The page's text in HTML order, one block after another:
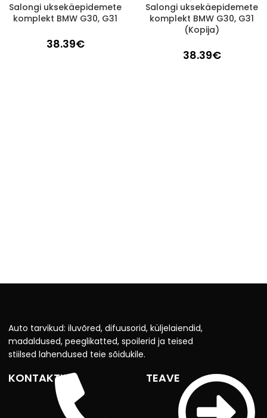
1-3 d.d.
Salongi uksekäepidemete
komplekt BMW G30, G31
38.39€
1-3 d.d.
Salongi uksekäepidemete
komplekt BMW G30, G31
(Kopija)
38.39€
Auto tarvikud: iluvõred, difuusorid, küljelaiendid,
madaldused, peeglikatted, spoilerid ja teised
stiilsed lahendused teie sõidukile.
KONTAKTID TEAVE